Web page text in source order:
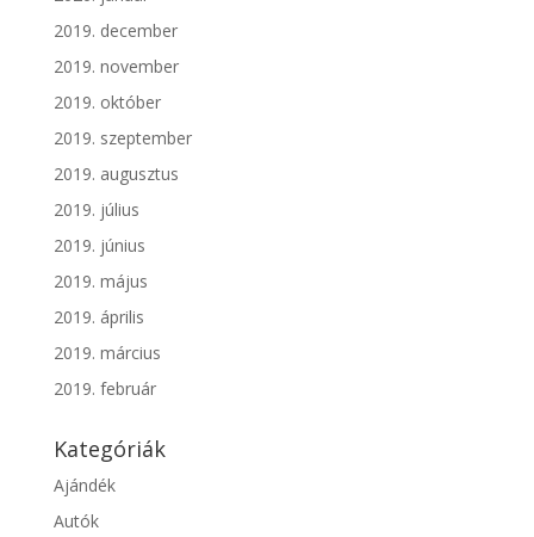
2019. december
2019. november
2019. október
2019. szeptember
2019. augusztus
2019. július
2019. június
2019. május
2019. április
2019. március
2019. február
Kategóriák
Ajándék
Autók